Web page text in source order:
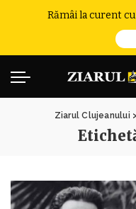
Rămâi la curent cu
Ziarul Clujeanului >